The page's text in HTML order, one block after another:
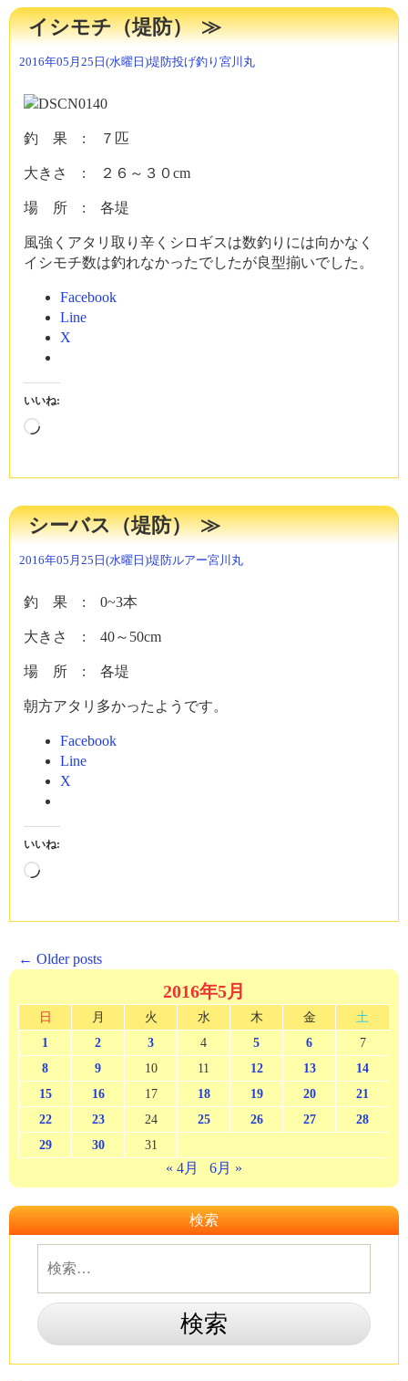
中…
イシモチ（堤防）
2016年05月25日(水曜日)堤防投げ釣り 宮川丸
釣 果 : ７匹
大きさ : ２６～３０cm
場 所 : 各堤
風強くアタリ取り辛くシロギスは数釣りには向かなく
イシモチ数は釣れなかったでしたが良型揃いでした。
Facebook
Line
X
いいね:
読
中…
シーバス（堤防）
2016年05月25日(水曜日)堤防ルアー宮川丸
釣 果 : 0~3本
大きさ : 40～50cm
場 所 : 各堤
朝方アタリ多かったようです。
Facebook
Line
X
いいね:
読
中…
Posts
navigation
← Older posts
2016年5月
日 月 火 水 木 金
土
1
2 3 4 5 6
7
8
9 10 11 12 13
14
15
16 17 18 19 20
21
22
23 24 25 26 27
28
29
30 31
« 4月 6月 »
検索